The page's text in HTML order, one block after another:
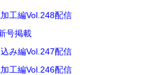
工編Vol.248配信
号掲載
み編Vol.247配信
工編Vol.246配信